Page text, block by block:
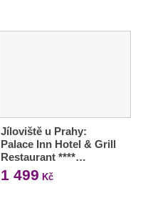
Jíloviště u Prahy:
Palace Inn Hotel & Grill
Restaurant ****…
1 499 Kč